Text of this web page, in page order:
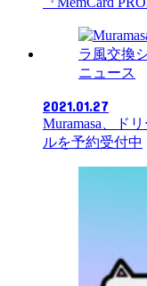
ニュース
2021.01.27
Muramasa、ド
ルを予約受付中